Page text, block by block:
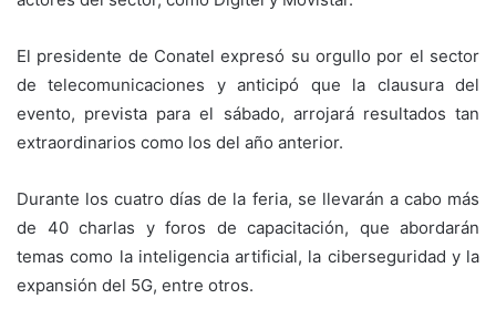
El presidente de Conatel expresó su orgullo por el sector
de telecomunicaciones y anticipó que la clausura del
evento, prevista para el sábado, arrojará resultados tan
extraordinarios como los del año anterior.
Durante los cuatro días de la feria, se llevarán a cabo más
de 40 charlas y foros de capacitación, que abordarán
temas como la inteligencia artificial, la ciberseguridad y la
expansión del 5G, entre otros.